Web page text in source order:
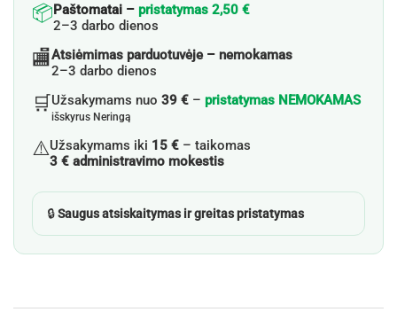
📦Paštomatai – pristatymas 2,50 €
2–3 darbo dienos
🏬Atsiėmimas parduotuvėje – nemokamas
2–3 darbo dienos
🛒Užsakymams nuo 39 € – pristatymas NEMOKAMAS
išskyrus Neringą
⚠️Užsakymams iki 15 € – taikomas
3 € administravimo mokestis
🔒Saugus atsiskaitymas ir greitas pristatymas